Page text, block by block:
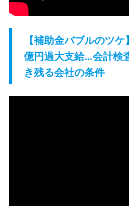
【補助金バブルのツ
億円過大支給…会計検
き残る会社の条件